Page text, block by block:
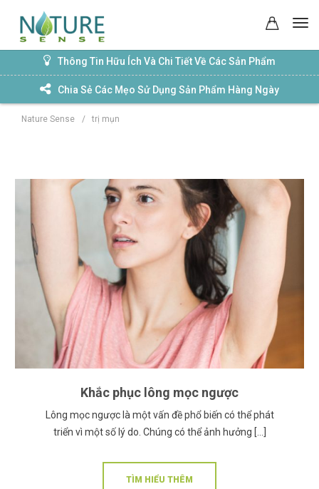
Thông Tin Hữu Ích Và Chi Tiết Về Các Sản Phẩm
Chia Sẻ Các Mẹo Sử Dụng Sản Phẩm Hàng Ngày
Nature Sense /trị mụn
Khắc phục lông mọc ngược
Lông mọc ngược là một vấn đề phổ biến có thể phát
triển vì một số lý do. Chúng có thể ảnh hưởng […]
TÌM HIỂU THÊM